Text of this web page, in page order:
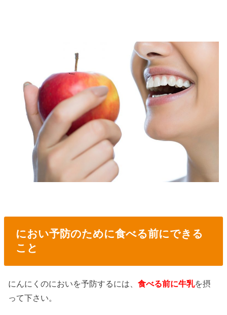
におい予防のために食べる前にできる
こと
にんにくのにおいを予防するには、食べる前に牛乳を摂
って下さい。